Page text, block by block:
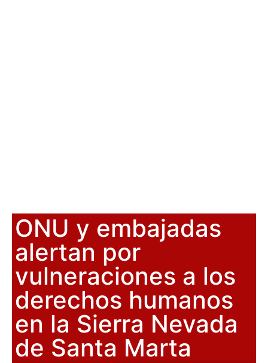
ONU y embajadas
alertan por
vulneraciones a los
derechos humanos
en la Sierra Nevada
de Santa Marta